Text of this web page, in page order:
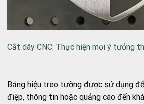
Cắt dây CNC: Thực hiện mọi ý tưởng
Bảng hiệu treo tường được sử dụng
điệp, thông tin hoặc quảng cáo đến